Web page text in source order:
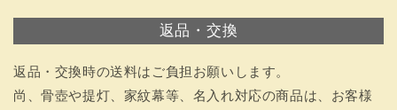
返品・交換
返品・交換時の送料はご負担お願いします。
尚、骨壺や提灯、家紋幕等、名入れ対応の商品は、お客様